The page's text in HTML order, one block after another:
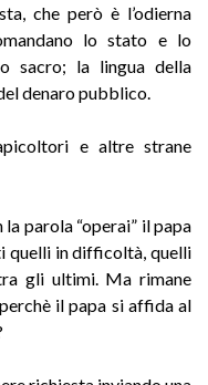
che però è l’odierna
lo stato e lo
sacro; la lingua della
denaro pubblico.
e altre strane
parola “operai” il papa
quelli in difficoltà, quelli
gli ultimi. Ma rimane
il papa si affida al